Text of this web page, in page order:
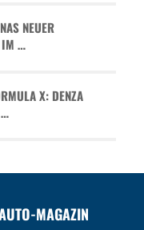
NEUER
IM …
X: DENZA
…
MAGAZIN